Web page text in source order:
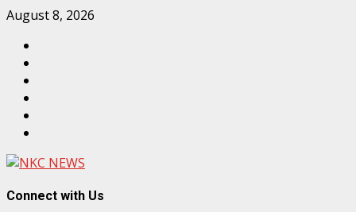
Skip
content
August 8, 2026
Connect with Us